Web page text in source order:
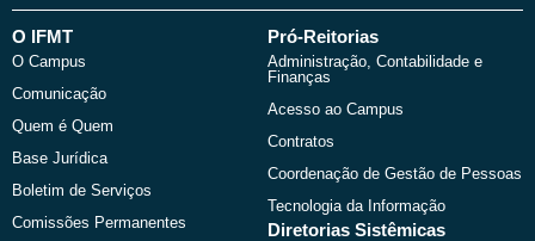
e
o
k
w
t
t
O IFMT
O Campus
Comunicação
Quem é Quem
Base Jurídica
Boletim de Serviços
Comissões Permanentes
Pró-Reitorias
Administração, Contabilidade e
Finanças
Acesso ao Campus
Contratos
Coordenação de Gestão de Pessoas
Tecnologia da Informação
Diretorias Sistêmicas